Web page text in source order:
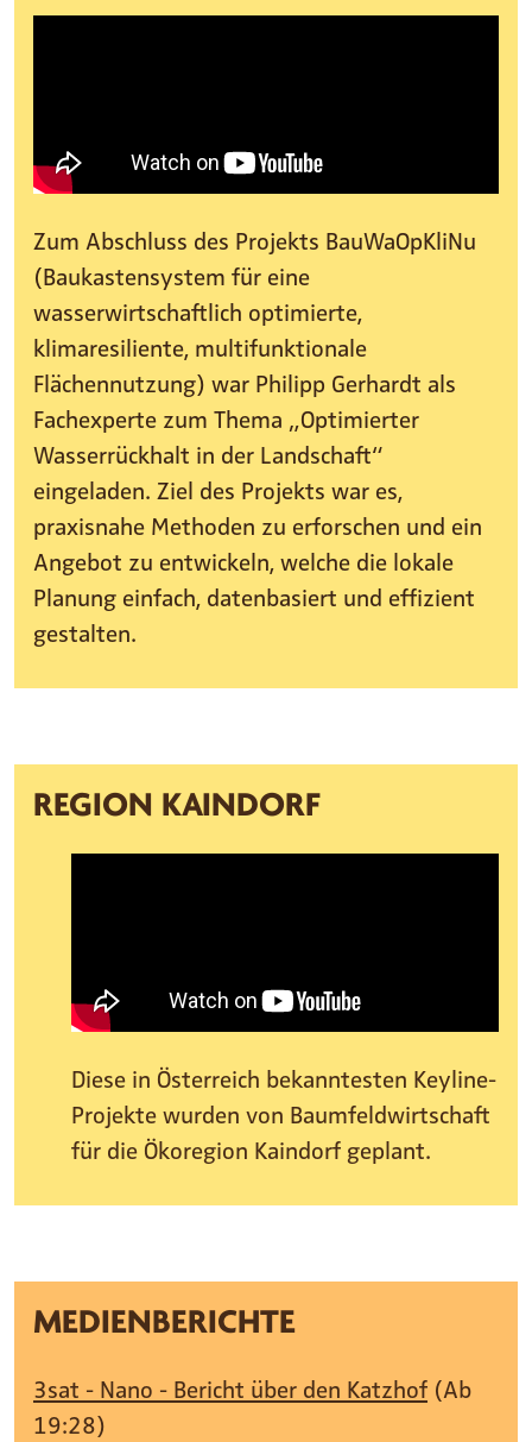
Zum Abschluss des Projekts BauWaOpKliNu
(Baukastensystem für eine
wasserwirtschaftlich optimierte,
klimaresiliente, multifunktionale
Flächennutzung) war Philipp Gerhardt als
Fachexperte zum Thema „Optimierter
Wasserrückhalt in der Landschaft“
eingeladen. Ziel des Projekts war es,
praxisnahe Methoden zu erforschen und ein
Angebot zu entwickeln, welche die lokale
Planung einfach, datenbasiert und effizient
gestalten.
REGION KAINDORF
Diese in Österreich bekanntesten Keyline-
Projekte wurden von Baumfeldwirtschaft
für die Ökoregion Kaindorf geplant.
MEDIENBERICHTE
3sat - Nano - Bericht über den Katzhof (Ab
19:28)